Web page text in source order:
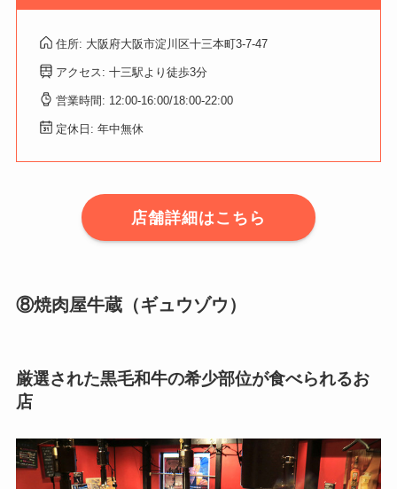
住所: 大阪府大阪市淀川区十三本町3-7-47
アクセス: 十三駅より徒歩3分
営業時間: 12:00-16:00/18:00-22:00
定休日: 年中無休
店舗詳細はこちら
⑧焼肉屋牛蔵（ギュウゾウ）
厳選された黒毛和牛の希少部位が食べられるお
店